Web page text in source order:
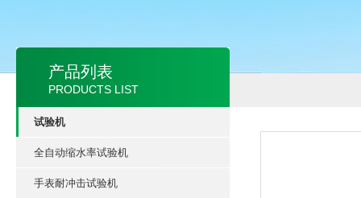
产品列表
PRODUCTS LIST
试验机
全自动缩水率试验机
手表耐冲击试验机